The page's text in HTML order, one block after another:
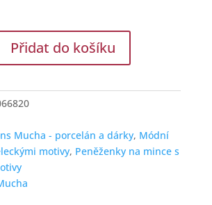
Přidat do košíku
Mucha - porcelán a dárky, Módní
motivy, Peněženky na mince s